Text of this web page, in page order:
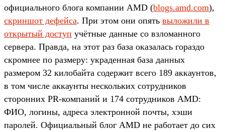
официального блога компании AMD (blogs.amd.com),
скриншот дефейса. При этом они опять выложили в
открытый доступ учётные данные со взломанного
сервера. Правда, на этот раз база оказалась гораздо
скромнее по размеру: украденная база данных
размером 32 килобайта содержит всего 189 аккаунтов,
в том числе аккаунты нескольких сотрудников
сторонних PR-компаний и 174 сотрудников AMD:
ФИО, логины, адреса электронной почты, хэши
паролей. Официальный блог AMD не работает до сих